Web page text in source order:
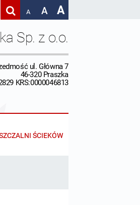
A A A
Sp. z o.o.
ul. Główna 7
46-320 Praszka
KRS:0000046813
ŚCIEKÓW